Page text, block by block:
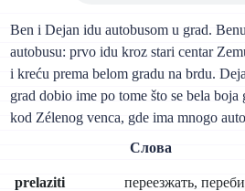
Ben i Dejan idu autobusom u grad.
autobusu: prvo idu kroz stari centar
i kreću prema belom gradu na brdu.
grad dobio ime po tome što se bela
kod Zélenog venca, gde ima mnogo
Слова
prelaziti переезжать,